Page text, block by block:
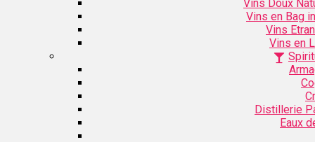
Vins Doux
Vins en Bag
Vins
Vins en
Distillerie
Eaux